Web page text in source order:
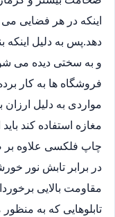
اینکه در هر فضایی
دهد.پس به دلیل اینکه
و به سختی دیده می
فروشگاه ها به کار
مواردی به دلیل ارزان
مغازه استفاده کند باید
چاپ فلکسی علاوه بر
در برابر تابش نور
مقاومت بالایی
تابلوهایی که به